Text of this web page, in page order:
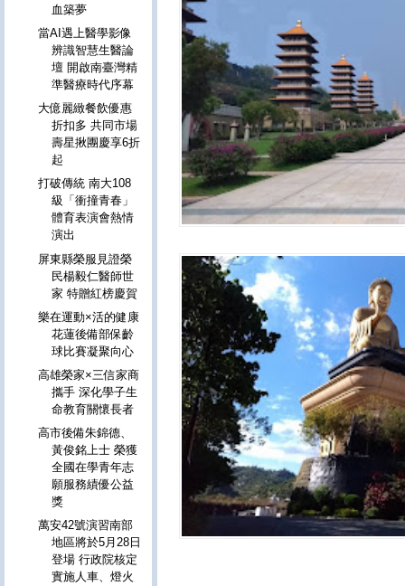
血築夢
當AI遇上醫學影像
辨識智慧生醫論
壇 開啟南臺灣精
準醫療時代序幕
大億麗緻餐飲優惠
折扣多 共同市場
壽星揪團慶享6折
起
打破傳統 南大108
級「衝撞青春」
體育表演會熱情
演出
屏東縣榮服見證榮
民楊毅仁醫師世
家 特贈紅榜慶賀
樂在運動×活的健康
花蓮後備部保齡
球比賽凝聚向心
高雄榮家×三信家商
攜手 深化學子生
命教育關懷長者
高市後備朱錦德、
黃俊銘上士 榮獲
全國在學青年志
願服務績優公益
獎
萬安42號演習南部
地區將於5月28日
登場 行政院核定
實施人車、燈火